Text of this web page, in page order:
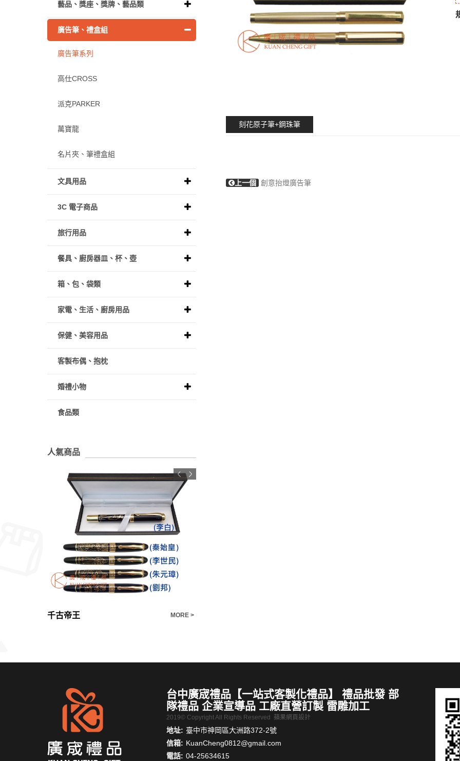
刻花原子筆+鋼珠筆
上一個 創意抬燈廣告筆
藝品、獎座、獎牌、藝品類
廣告筆、禮盒組
廣告筆系列
高仕CROSS
派克PARKER
萬寶龍
名片夾、筆禮盒組
文具用品
3C 電子商品
旅行用品
餐具、廚房器皿、杯、壺
箱、包、袋類
家電、生活、廚房用品
保健、美容用品
客製布偶、抱枕
婚禮小物
食品類
人氣商品
千古帝王 MORE >
台中廣宬禮品【一站式客製化禮品】 禮品批發 部
隊禮品 企業宣導品 工廠直營訂製 雷雕加工
2019© Copyright All Rights Reserved 蘋果網頁設計
地址: 臺中市神岡區大洲路372-2號
信箱: KuanCheng0812@gmail.com
電話: 04-25634615